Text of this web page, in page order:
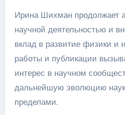
Ирина Шихман продолжает
научной деятельностью и
вклад в развитие физики и
работы и публикации
интерес в научном
дальнейшую эволюцию
пределами.